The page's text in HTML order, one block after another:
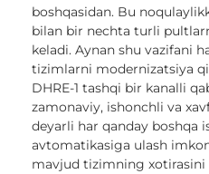
boshqasidan. Bu
bilan bir nechta turli
keladi. Aynan shu vazifani
tizimlarni modernizatsiya
DHRE-1 tashqi bir kanalli
zamonaviy, ishonchli va
deyarli har qanday boshqa
avtomatikasiga ulash
mavjud tizimning